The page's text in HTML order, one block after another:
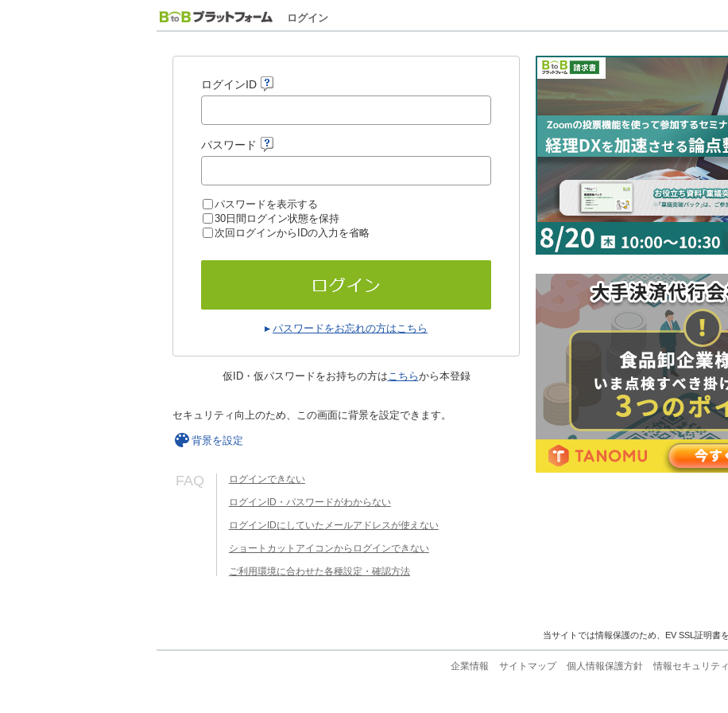
ログイン
ログインID
パスワード
パスワードを表示する
30日間ログイン状態を保持
次回ログインからIDの入力を省略
パスワードをお忘れの方はこちら
仮ID・仮パスワードをお持ちの方はこちらから本登録
セキュリティ向上のため、この画面に背景を設定できます。
背景を設定
FAQ ログインできない
ログインID・パスワードがわからない
ログインIDにしていたメールアドレスが使えない
ショートカットアイコンからログインできない
ご利用環境に合わせた各種設定・確認方法
当サイトでは情報保護のため、EV SSL証明書
企業情報 サイトマップ 個人情報保護方針 情報セキュリテ